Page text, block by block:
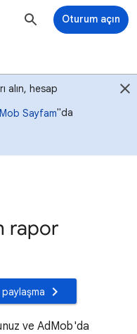
Oturum açın
alın, hesap
Sayfam"da
rapor
paylaşma
ve AdMob'da